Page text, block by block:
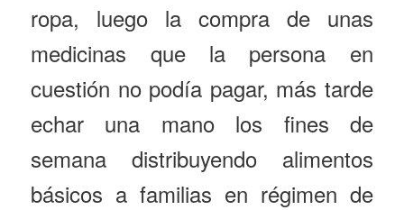
ropa, luego la compra de unas
medicinas que la persona en
cuestión no podía pagar, más tarde
echar una mano los fines de
semana distribuyendo alimentos
básicos a familias en régimen de